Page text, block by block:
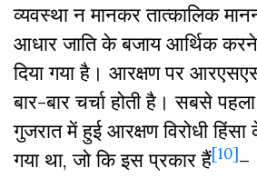
व्यवस्था न मानकर तात्कालिक
आधार जाति के बजाय आर्थिक
दिया गया है। आरक्षण पर
बार-बार चर्चा होती है। सबसे
गुजरात में हुई आरक्षण विरोधी हिंसा
गया था, जो कि इस प्रकार हैं[10]–